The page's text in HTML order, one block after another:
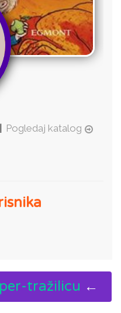
Pogledaj katalog
tražilicu ←